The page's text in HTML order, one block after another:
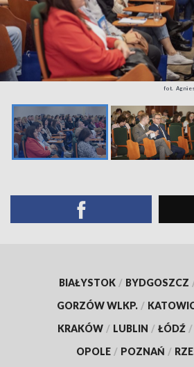
fot.
BIAŁYSTOK / BYDGOSZCZ
GORZÓW WLKP. /
KRAKÓW / LUBLIN / ŁÓDŹ /
OPOLE / POZNAŃ /